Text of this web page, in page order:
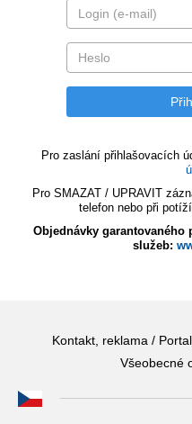
Pro zaslání přihlašovacích
Pro SMAZAT / UPRAVIT
telefon nebo při
Objednávky
služeb:
Kontakt, reklama /
Všeobecné